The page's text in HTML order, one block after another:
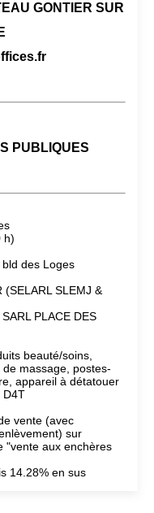
GONTIER SUR
PUBLIQUES
h)
des Loges
SLEMJ &
PLACE DES
beauté/soins,
massage, postes-
appareil à détatouer
D4T
vente (avec
sur
"vente aux enchères
14.28% en sus